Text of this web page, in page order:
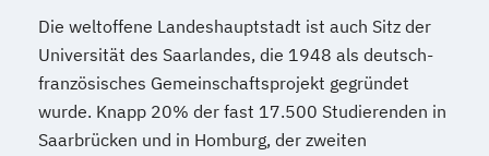
Die weltoffene Landeshauptstadt ist auch Sitz der
Universität des Saarlandes, die 1948 als deutsch-
französisches Gemeinschaftsprojekt gegründet
wurde. Knapp 20% der fast 17.500 Studierenden in
Saarbrücken und in Homburg, der zweiten